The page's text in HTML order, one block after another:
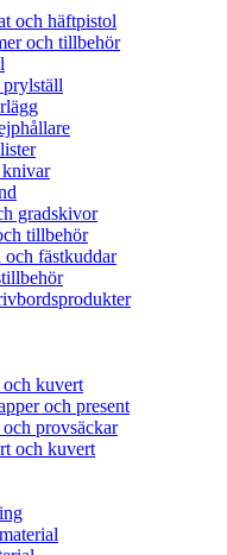
och häftpistol
och tillbehör
prylställ
knivar
gradskivor
tillbehör
och fästkuddar
kuvert
och present
provsäckar
och kuvert